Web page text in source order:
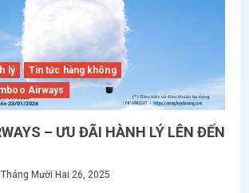
lý
Tin tức hàng không
Airways
– ƯU ĐÃI HÀNH LÝ LÊN ĐẾN
Tháng Mười Hai 26, 2025